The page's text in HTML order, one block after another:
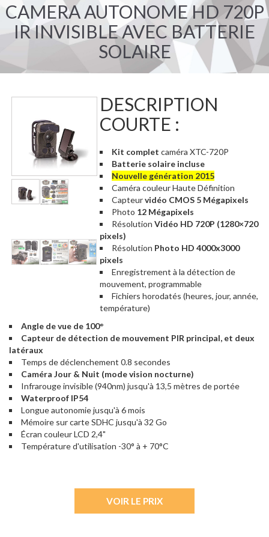
CAMERA AUTONOME HD 720P
IR INVISIBLE AVEC BATTERIE
SOLAIRE
DESCRIPTION
COURTE :
Kit complet caméra XTC-720P
Batterie solaire incluse
Nouvelle génération 2015
Caméra couleur Haute Définition
Capteurvidéo CMOS 5 Mégapixels
Photo 12 Mégapixels
RésolutionVidéo HD 720P (1280×720
pixels)
Résolution Photo HD 4000x3000
pixels
Enregistrement à la détection de
mouvement, programmable
Fichiers horodatés (heures, jour, année,
température)
Angle de vue de 100°
Capteur de détection de mouvement PIR principal, et deux
latéraux
Temps de déclenchement 0.8 secondes
Caméra Jour & Nuit (mode vision nocturne)
Infrarouge invisible (940nm) jusqu'à 13,5 mètres de portée
Waterproof IP54
Longue autonomie jusqu'à 6 mois
Mémoire sur carte SDHC jusqu'à 32 Go
Écran couleur LCD 2,4"
Température d'utilisation -30° à + 70°C
VOIR LE PRIX